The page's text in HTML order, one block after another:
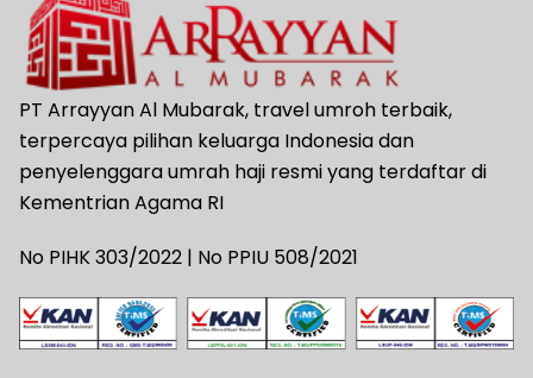
PT Arrayyan Al Mubarak, travel umroh terbaik,
terpercaya pilihan keluarga Indonesia dan
penyelenggara umrah haji resmi yang terdaftar di
Kementrian Agama RI
No PIHK 303/2022 | No PPIU 508/2021